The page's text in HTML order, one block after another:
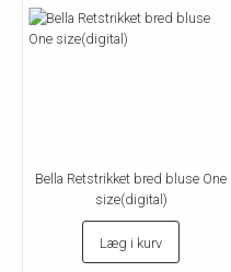
Bella Retstrikket bred bluse One
size(digital)
Læg i kurv